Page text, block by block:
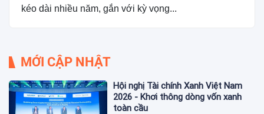
kéo dài nhiều năm, gắn với kỳ vọng...
MỚI CẬP NHẬT
Hội nghị Tài chính Xanh Việt Nam
2026 - Khơi thông dòng vốn xanh
toàn cầu